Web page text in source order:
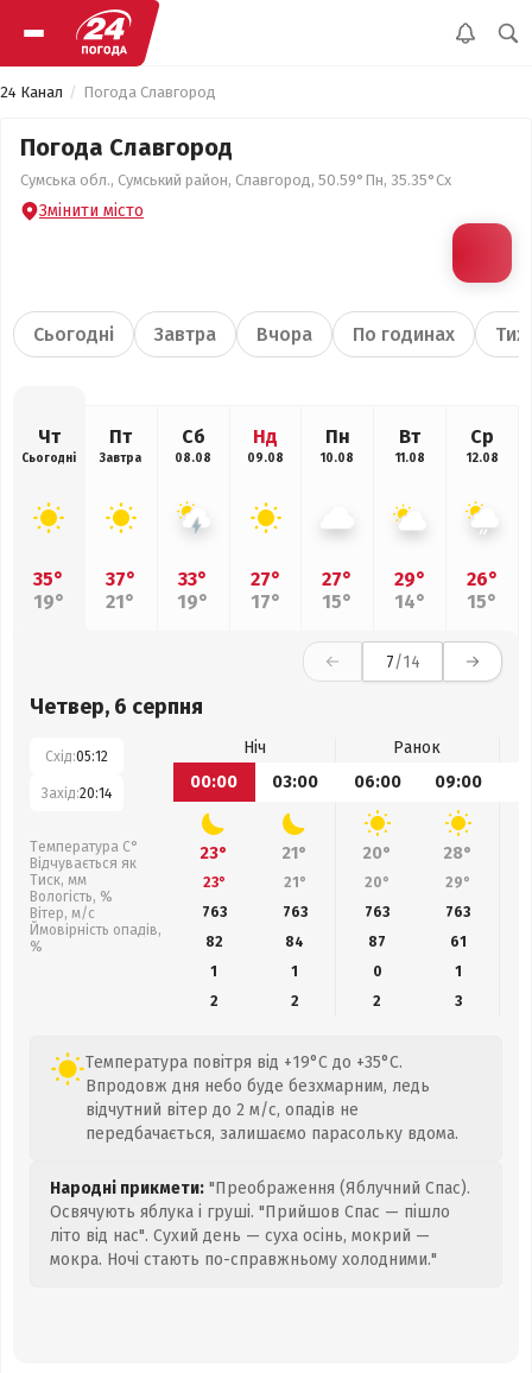
24 Канал Погода Славгород
Погода Славгород
Сумська обл., Сумський район, Славгород, 50.59°Пн, 35.35°Сх
Змінити місто
Сьогодні Завтра Вчора По годинах
Чт
Сьогодні
35°
19°
Пт
Завтра
37°
21°
Сб
08.08
33°
19°
Нд
09.08
27°
17°
Пн
10.08
27°
15°
Вт
11.08
29°
14°
Ср
12.08
26°
15°
7/14
Четвер, 6 серпня
Схід:05:12
Захід:20:14
Температура С°
Відчувається як
Тиск, мм
Вологість, %
Вітер, м/с
Ймовірність опадів,
%
Ніч
Ранок
00:00
03:00 06:00 09:00
23° 21° 20° 28°
23° 21° 20° 29°
763
763 763 763
82
84 87 61
1
1 0
1
2
2 2 3
Температура повітря від +19°C до +35°C.
Впродовж дня небо буде безхмарним, ледь
відчутний вітер до 2 м/с, опадів не
передбачається, залишаємо парасольку вдома.
Народні прикмети: "Преображення (Яблучний Спас).
Освячують яблука і груші. "Прийшов Спас — пішло
літо від нас". Сухий день — суха осінь, мокрий —
мокра. Ночі стають по-справжньому холодними."